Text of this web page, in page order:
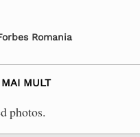
Romania
MULT
photos.